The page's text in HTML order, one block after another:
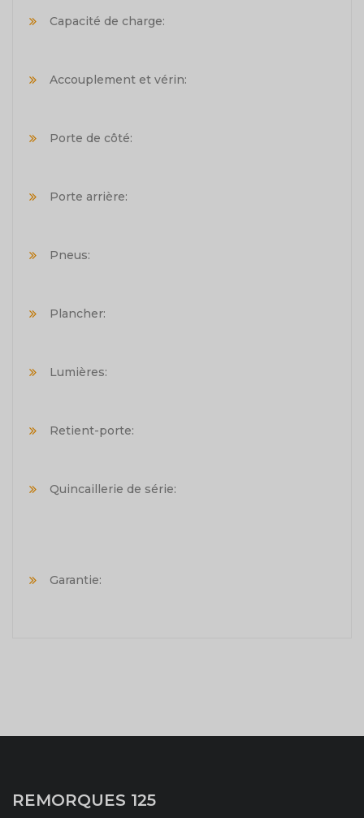
Capacité de charge:
Accouplement et vérin:
Porte de côté:
Porte arrière:
Pneus:
Plancher:
Lumières:
Retient-porte:
Quincaillerie de série:
Garantie:
REMORQUES 125